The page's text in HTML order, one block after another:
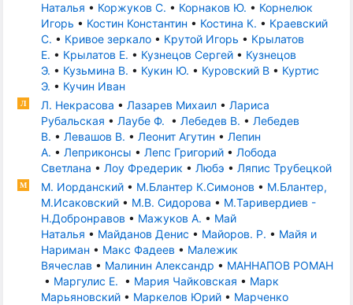
Наталья • Коржуков С. • Корнаков Ю. • Корнелюк
Игорь • Костин Константин • Костина К. • Краевский
С. • Кривое зеркало • Крутой Игорь • Крылатов
Е. • Крылатов Е. • Кузнецов Сергей • Кузнецов
Э. • Кузьмина В. • Кукин Ю. • Куровский В • Куртис
Э. • Кучин Иван
Л Л. Некрасова • Лазарев Михаил • Лариса
Рубальская • Лаубе Ф. • Лебедев В. • Лебедев
В. • Левашов В. • Леонит Агутин • Лепин
А. • Леприконсы • Лепс Григорий • Лобода
Светлана • Лоу Фредерик • Любэ • Ляпис Трубецкой
М М. Иорданский • М.Блантер К.Симонов • М.Блантер,
М.Исаковский • М.В. Сидорова • М.Таривердиев -
Н.Добронравов • Мажуков А. • Май
Наталья • Майданов Денис • Майоров. Р. • Майя и
Нариман • Макс Фадеев • Малежик
Вячеслав • Малинин Александр • МАННАПОВ РОМАН
• Маргулис Е. • Мария Чайковская • Марк
Марьяновский • Маркелов Юрий • Марченко